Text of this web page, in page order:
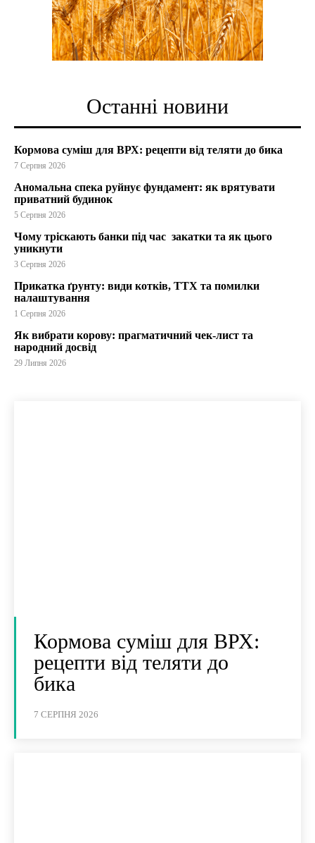
Останні новини
Кормова суміш для ВРХ: рецепти від теляти до бика
7 Серпня 2026
Аномальна спека руйнує фундамент: як врятувати
приватний будинок
5 Серпня 2026
Чому тріскають банки під час закатки та як цього
уникнути
3 Серпня 2026
Прикатка ґрунту: види котків, ТТХ та помилки
налаштування
1 Серпня 2026
Як вибрати корову: прагматичний чек-лист та
народний досвід
29 Липня 2026
Кормова суміш для ВРХ:
рецепти від теляти до
бика
7 СЕРПНЯ 2026